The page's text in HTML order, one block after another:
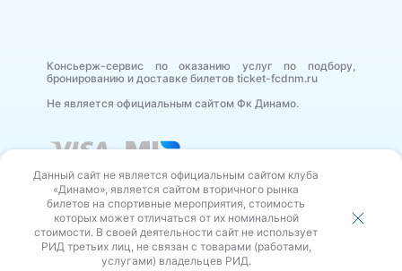
Консьерж-сервис по оказанию услуг по подбору,
бронированию и доставке билетов ticket-fcdnm.ru
Не является официальным сайтом Фк Динамо.
В своей деятельности сайт не использует РИД третьих
лиц, не связан с товарами (работами, услугами)
владельцев РИД.
Данный сайт не является официальным сайтом клуба
«Динамо», является сайтом вторичного рынка
билетов на спортивные мероприятия, стоимость
которых может отличаться от их номинальной
стоимости. В своей деятельности сайт не использует
РИД третьих лиц, не связан с товарами (работами,
услугами) владельцев РИД.